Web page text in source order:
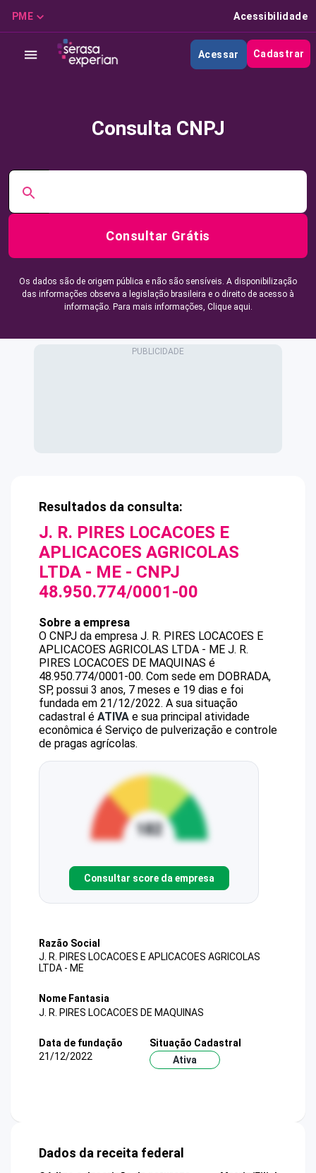
PME Acessibilidade
Acessar Cadastrar
Consulta CNPJ
Consultar Grátis
Os dados são de origem pública e não são sensíveis. A disponibilização
das informações observa a legislação brasileira e o direito de acesso à
informação. Para mais informações, Clique aqui.
Resultados da consulta:
J. R. PIRES LOCACOES E
APLICACOES AGRICOLAS
LTDA - ME - CNPJ
48.950.774/0001-00
Sobre a empresa
O CNPJ da empresa J. R. PIRES LOCACOES E
APLICACOES AGRICOLAS LTDA - ME J. R.
PIRES LOCACOES DE MAQUINAS é
48.950.774/0001-00. Com sede em DOBRADA,
SP, possui 3 anos, 7 meses e 19 dias e foi
fundada em 21/12/2022. A sua situação
cadastral é ATIVA e sua principal atividade
econômica é Serviço de pulverização e controle
de pragas agrícolas.
Consultar score da empresa
Razão Social
J. R. PIRES LOCACOES E APLICACOES AGRICOLAS
LTDA - ME
Nome Fantasia
J. R. PIRES LOCACOES DE MAQUINAS
Data de fundação
21/12/2022
Situação Cadastral
Ativa
Dados da receita federal